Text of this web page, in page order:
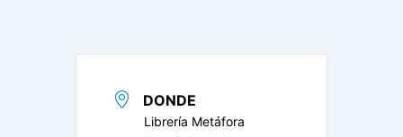
DONDE
Librería Metáfora